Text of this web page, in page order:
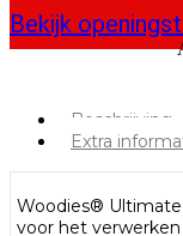
Bekijk
Beschrijving
Extra
Woodies® Ultimate
voor het